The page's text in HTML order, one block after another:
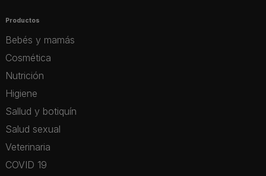
Productos
Bebés y mamás
Cosmética
Nutrición
Higiene
Sallud y botiquín
Salud sexual
Veterinaria
COVID 19